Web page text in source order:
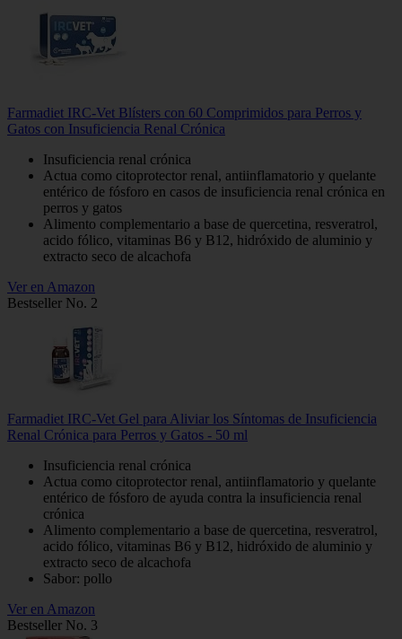
Farmadiet IRC-Vet Blísters con 60 Comprimidos para Perros y
Gatos con Insuficiencia Renal Crónica
Insuficiencia renal crónica
Actua como citoprotector renal, antiinflamatorio y quelante
entérico de fósforo en casos de insuficiencia renal crónica en
perros y gatos
Alimento complementario a base de quercetina, resveratrol,
acido fólico, vitaminas B6 y B12, hidróxido de aluminio y
extracto seco de alcachofa
Ver en Amazon
Bestseller No. 2
Farmadiet IRC-Vet Gel para Aliviar los Síntomas de Insuficiencia
Renal Crónica para Perros y Gatos - 50 ml
Insuficiencia renal crónica
Actua como citoprotector renal, antiinflamatorio y quelante
entérico de fósforo de ayuda contra la insuficiencia renal
crónica
Alimento complementario a base de quercetina, resveratrol,
acido fólico, vitaminas B6 y B12, hidróxido de aluminio y
extracto seco de alcachofa
Sabor: pollo
Ver en Amazon
Bestseller No. 3